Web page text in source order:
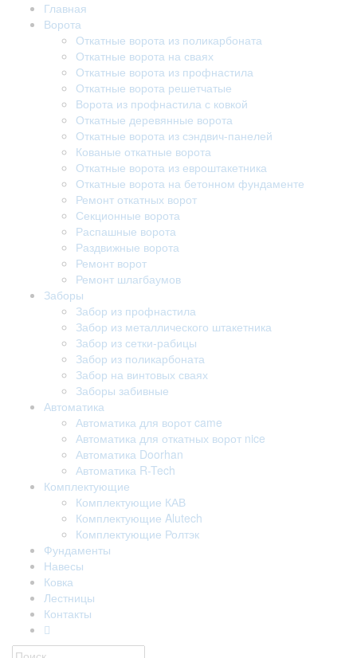
Главная
Ворота
Откатные ворота из поликарбоната
Откатные ворота на сваях
Откатные ворота из профнастила
Откатные ворота решетчатые
Ворота из профнастила с ковкой
Откатные деревянные ворота
Откатные ворота из сэндвич-панелей
Кованые откатные ворота
Откатные ворота из евроштакетника
Откатные ворота на бетонном фундаменте
Ремонт откатных ворот
Секционные ворота
Распашные ворота
Раздвижные ворота
Ремонт ворот
Ремонт шлагбаумов
Заборы
Забор из профнастила
Забор из металлического штакетника
Забор из сетки-рабицы
Забор из поликарбоната
Забор на винтовых сваях
Заборы забивные
Автоматика
Автоматика для ворот came
Автоматика для откатных ворот nice
Автоматика Doorhan
Автоматика R-Tech
Комплектующие
Комплектующие КАВ
Комплектующие Alutech
Комплектующие Ролтэк
Фундаменты
Навесы
Ковка
Лестницы
Контакты